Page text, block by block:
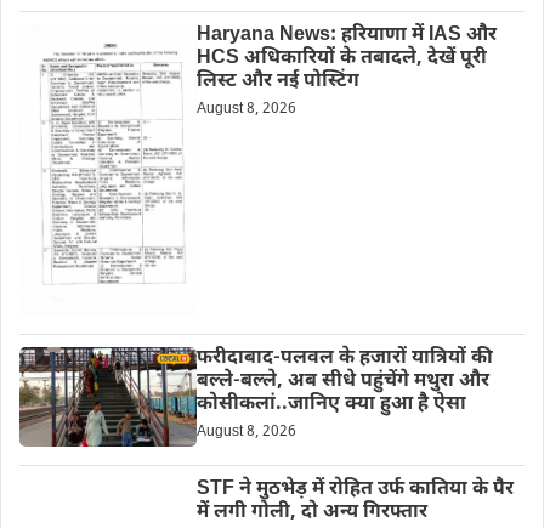
Haryana News: हरियाणा में IAS और
HCS अधिकारियों के तबादले, देखें पूरी
लिस्ट और नई पोस्टिंग
August 8, 2026
फरीदाबाद-पलवल के हजारों यात्रियों की
बल्ले-बल्ले, अब सीधे पहुंचेंगे मथुरा और
कोसीकलां..जानिए क्या हुआ है ऐसा
August 8, 2026
STF ने मुठभेड़ में रोहित उर्फ कातिया के पैर
में लगी गोली, दो अन्य गिरफ्तार